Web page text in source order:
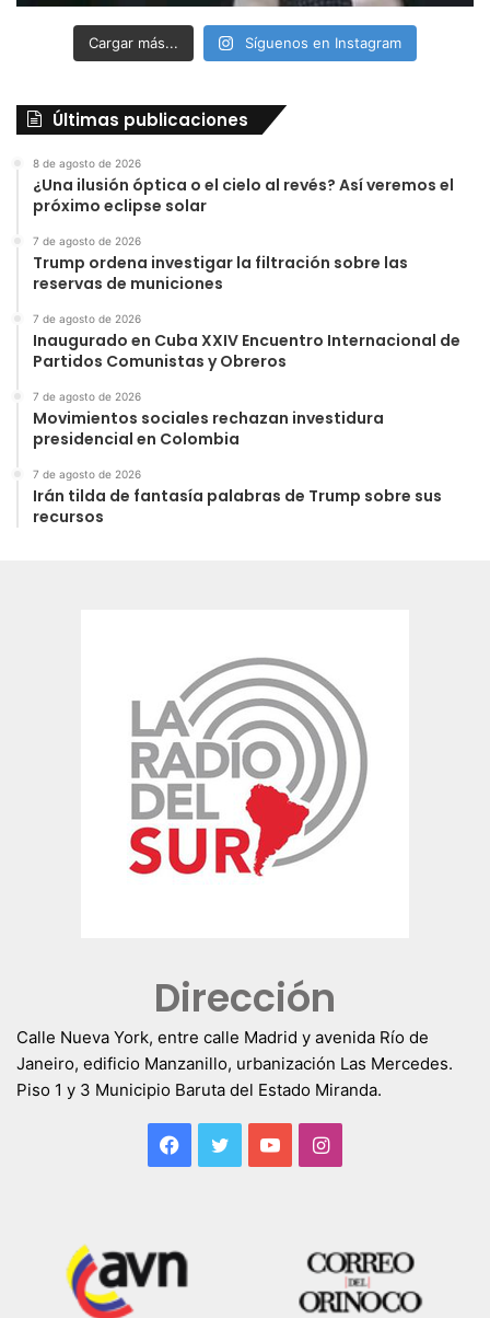
Cargar más... Síguenos en Instagram
Últimas publicaciones
8 de agosto de 2026
¿Una ilusión óptica o el cielo al revés? Así veremos el
próximo eclipse solar
7 de agosto de 2026
Trump ordena investigar la filtración sobre las
reservas de municiones
7 de agosto de 2026
Inaugurado en Cuba XXIV Encuentro Internacional de
Partidos Comunistas y Obreros
7 de agosto de 2026
Movimientos sociales rechazan investidura
presidencial en Colombia
7 de agosto de 2026
Irán tilda de fantasía palabras de Trump sobre sus
recursos
Dirección
Calle Nueva York, entre calle Madrid y avenida Río de
Janeiro, edificio Manzanillo, urbanización Las Mercedes.
Piso 1 y 3 Municipio Baruta del Estado Miranda.
Facebook
TwitterYouTubeInstagram